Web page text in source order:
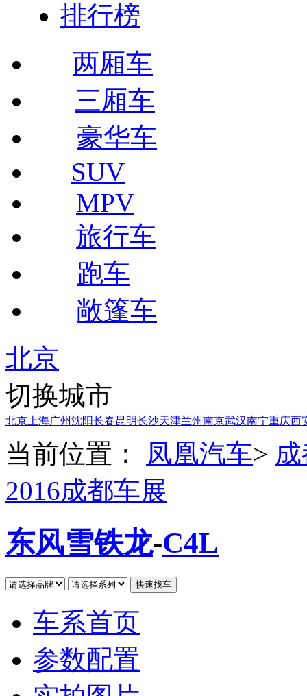
排行榜
两厢车
三厢车
豪华车
SUV
MPV
旅行车
跑车
敞篷车
北京
切换城市
北京 上海广州沈阳长春昆明长沙天津兰州南京武汉南宁重庆西
当前位置： 凤凰汽车>
2016成都车展
东风雪铁龙-C4L
车系首页
参数配置